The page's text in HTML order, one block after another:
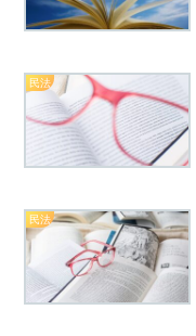
民法
民法